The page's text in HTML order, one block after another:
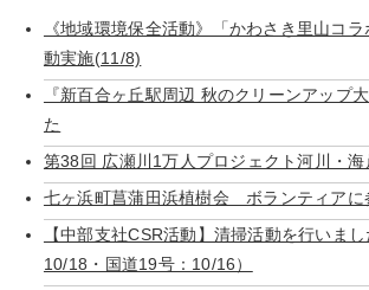
《地域環境保全活動》「かわさき里山コ
動実施(11/8)
『新百合ヶ丘駅周辺 秋のクリーンアップ
た
第38回 広瀬川1万人プロジェクト河川・
七ヶ浜町菖蒲田浜植樹会 ボランティアに
【中部支社CSR活動】清掃活動を行いまし
10/18・国道19号：10/16）